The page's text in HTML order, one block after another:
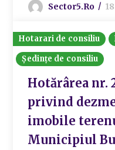
Sector5.ro
Hotarari de consiliu
Ședințe de consiliu
Hotărârea nr.
privind
imobile
Municipiul